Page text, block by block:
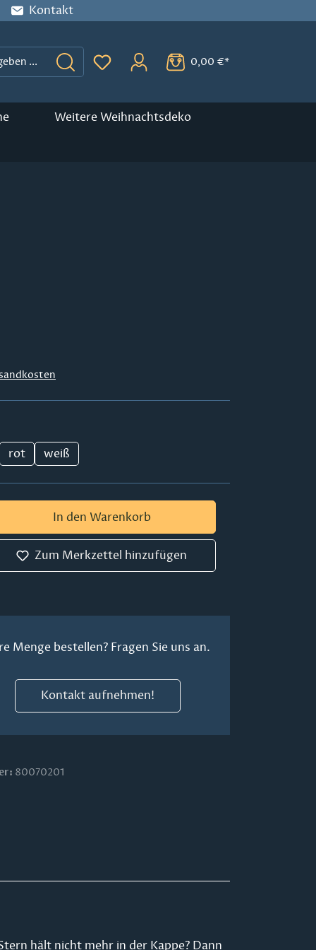
Kontakt
Du hast 0 Produkte auf dem
0,00 €*
Weitere Weihnachtsdeko
rot weiß
Gib den gewünschten Wert ein oder
In den Warenkorb
Zum Merkzettel hinzufügen
Menge bestellen? Fragen Sie uns an.
Kontakt aufnehmen!
80070201
hält nicht mehr in der Kappe? Dann